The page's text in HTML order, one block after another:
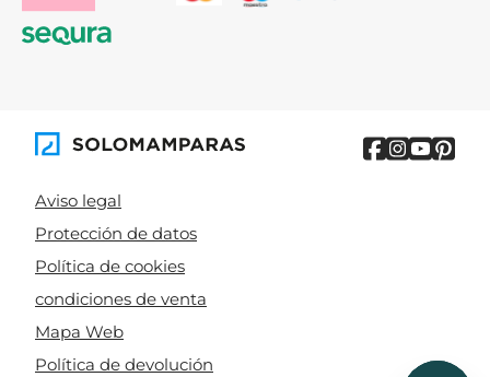
Aviso legal
Protección de datos
Política de cookies
condiciones de venta
Mapa Web
Política de devolución